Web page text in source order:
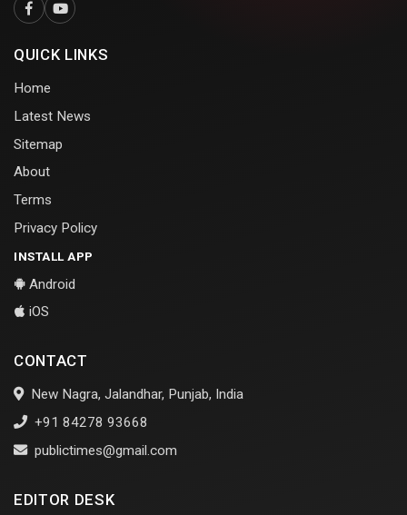
QUICK LINKS
Home
Latest News
Sitemap
About
Terms
Privacy Policy
INSTALL APP
Android
iOS
CONTACT
New Nagra, Jalandhar, Punjab, India
+91 84278 93668
publictimes@gmail.com
EDITOR DESK